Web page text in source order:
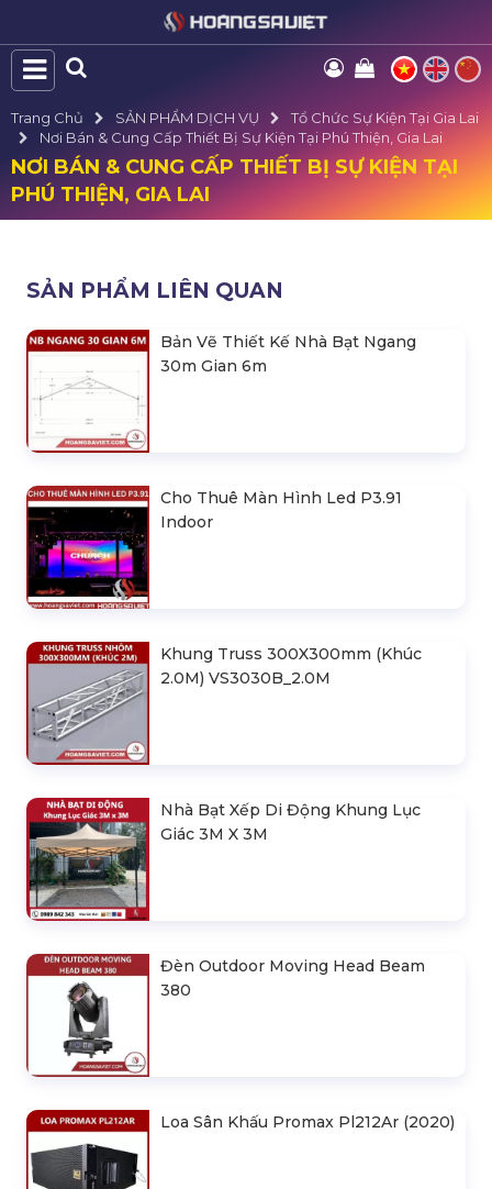
Trang Chủ SẢN PHẨM DỊCH VỤ
Tổ Chức Sự Kiện Tại Gia Lai
Nơi Bán & Cung Cấp Thiết Bị Sự Kiện Tại Phú Thiện, Gia Lai
NƠI BÁN & CUNG CẤP THIẾT BỊ SỰ KIỆN TẠI
PHÚ THIỆN, GIA LAI
SẢN PHẨM LIÊN QUAN
Bản Vẽ Thiết Kế Nhà Bạt Ngang
30m Gian 6m
Cho Thuê Màn Hình Led P3.91
Indoor
Khung Truss 300X300mm (Khúc
2.0M) VS3030B_2.0M
Nhà Bạt Xếp Di Động Khung Lục
Giác 3M X 3M
Đèn Outdoor Moving Head Beam
380
Loa Sân Khấu Promax Pl212Ar (2020)